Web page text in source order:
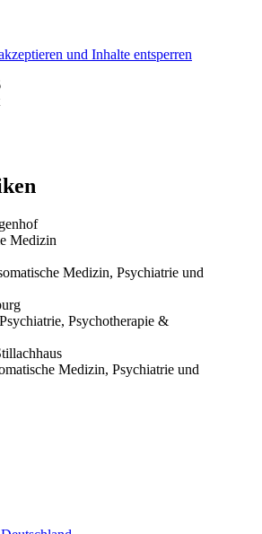
und Inhalte entsperren
Medizin
Medizin, Psychiatrie und
Psychotherapie &
Medizin, Psychiatrie und